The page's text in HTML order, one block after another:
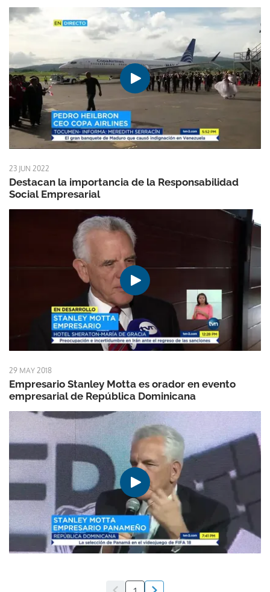
23 JUN 2022
Destacan la importancia de la Responsabilidad
Social Empresarial
29 MAY 2018
Empresario Stanley Motta es orador en evento
empresarial de República Dominicana